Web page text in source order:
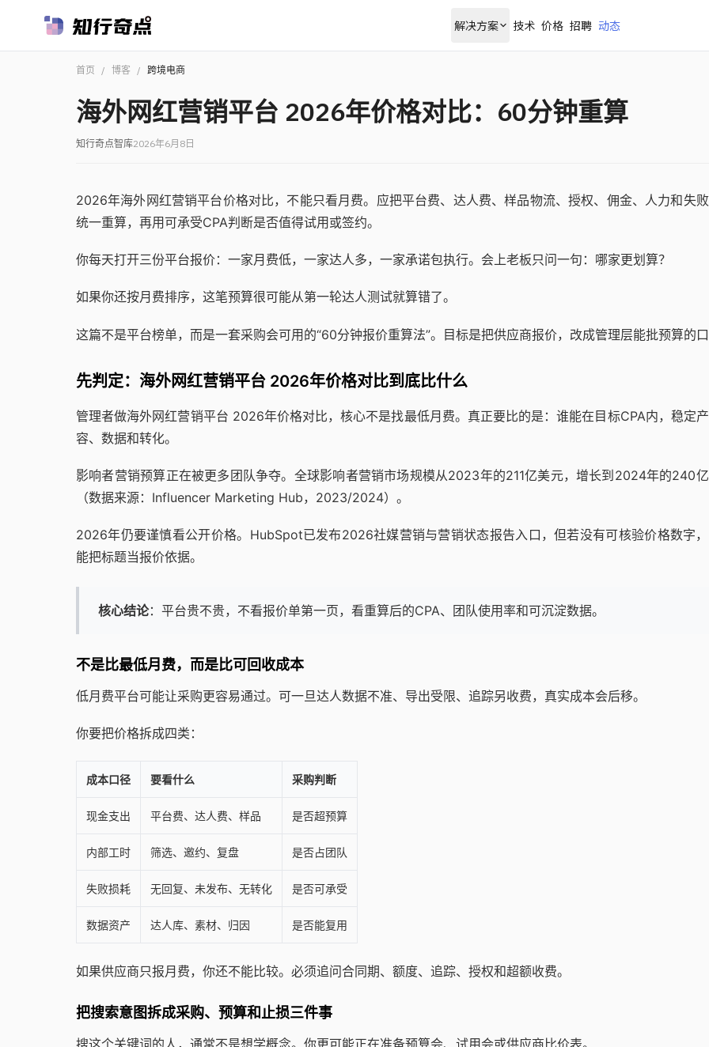
解决方案 技术 价格 招聘 动态
首页 / 博客 / 跨境电商
海外网红营销平台 2026年价格对比：60分钟重算
知行奇点智库2026年6月8日
2026年海外网红营销平台价格对比，不能只看月费。应把平台费、达人费、样品物流、授权、佣金、人力和失
统一重算，再用可承受CPA判断是否值得试用或签约。
你每天打开三份平台报价：一家月费低，一家达人多，一家承诺包执行。会上老板只问一句：哪家更划算？
如果你还按月费排序，这笔预算很可能从第一轮达人测试就算错了。
这篇不是平台榜单，而是一套采购会可用的“60分钟报价重算法”。目标是把供应商报价，改成管理层能批预算的
先判定：海外网红营销平台 2026年价格对比到底比什么
管理者做海外网红营销平台 2026年价格对比，核心不是找最低月费。真正要比的是：谁能在目标CPA内，稳定
容、数据和转化。
影响者营销预算正在被更多团队争夺。全球影响者营销市场规模从2023年的211亿美元，增长到2024年的240
（数据来源：Influencer Marketing Hub，2023/2024）。
2026年仍要谨慎看公开价格。HubSpot已发布2026社媒营销与营销状态报告入口，但若没有可核验价格数字
能把标题当报价依据。
核心结论：平台贵不贵，不看报价单第一页，看重算后的CPA、团队使用率和可沉淀数据。
不是比最低月费，而是比可回收成本
低月费平台可能让采购更容易通过。可一旦达人数据不准、导出受限、追踪另收费，真实成本会后移。
你要把价格拆成四类：
成本口径 要看什么 采购判断
现金支出 平台费、达人费、样品 是否超预算
内部工时 筛选、邀约、复盘 是否占团队
失败损耗 无回复、未发布、无转化 是否可承受
数据资产 达人库、素材、归因 是否能复用
如果供应商只报月费，你还不能比较。必须追问合同期、额度、追踪、授权和超额收费。
把搜索意图拆成采购、预算和止损三件事